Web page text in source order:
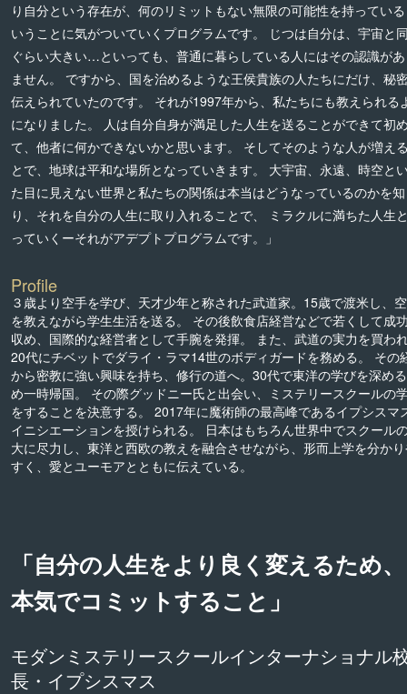
り自分という存在が、何のリミットもない無限の可能性を持ってい
いうことに気がついていくプログラムです。 じつは自分は、宇宙と
ぐらい大きい…といっても、普通に暮らしている人にはその認識が
ません。 ですから、国を治めるような王侯貴族の人たちにだけ、秘
伝えられていたのです。 それが1997年から、私たちにも教えられる
になりました。 人は自分自身が満足した人生を送ることができて初
て、他者に何かできないかと思います。 そしてそのような人が増え
とで、地球は平和な場所となっていきます。 大宇宙、永遠、時空と
た目に見えない世界と私たちの関係は本当はどうなっているのかを知
り、それを自分の人生に取り入れることで、 ミラクルに満ちた人生
っていくーそれがアデプトプログラムです。」
Profile
３歳より空手を学び、天才少年と称された武道家。15歳で渡米し、
を教えながら学生生活を送る。 その後飲食店経営などで若くして成
収め、国際的な経営者として手腕を発揮。 また、武道の実力を買わ
20代にチベットでダライ・ラマ14世のボディガードを務める。 その
から密教に強い興味を持ち、修行の道へ。30代で東洋の学びを深め
め一時帰国。 その際グッドニー氏と出会い、ミステリースクールの
をすることを決意する。 2017年に魔術師の最高峰であるイプシスマ
イニシエーションを授けられる。 日本はもちろん世界中でスクール
大に尽力し、東洋と西欧の教えを融合させながら、形而上学を分か
すく、愛とユーモアとともに伝えている。
「自分の人生をより良く変えるため、
本気でコミットすること」
モダンミステリースクールインターナショナル
長・イプシスマス